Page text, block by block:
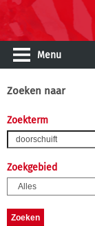
Menu
Zoeken naar
Zoekterm
Zoekgebied